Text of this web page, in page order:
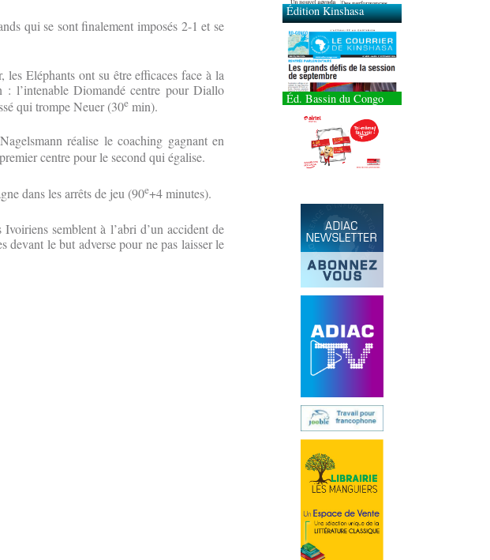
qui se sont finalement imposés 2-1 et se
Eléphants ont su être efficaces face à la
: l’intenable Diomandé centre pour Diallo
qui trompe Neuer (30e min).
réalise le coaching gagnant en
centre pour le second qui égalise.
dans les arrêts de jeu (90e+4 minutes).
semblent à l’abri d’un accident de
devant le but adverse pour ne pas laisser le
Éd. Bassin du Congo